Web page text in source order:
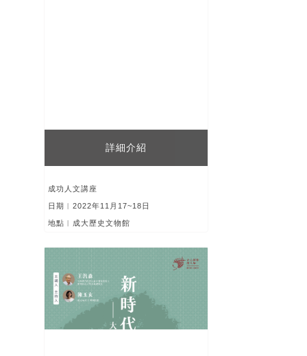
詳細介紹
成功人文講座
日期︱2022年11月17~18日
地點︱成大歷史文物館